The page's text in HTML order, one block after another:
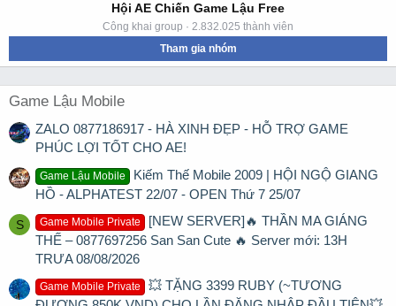
Hội AE Chiến Game Lậu Free
Công khai group · 2.832.025 thành viên
Tham gia nhóm
Game Lậu Mobile
ZALO 0877186917 - HÀ XINH ĐẸP - HỖ TRỢ GAME
PHÚC LỢI TỐT CHO AE!
Game Lậu Mobile
Kiếm Thế Mobile 2009 | HỘI NGỘ GIANG
HỒ - ALPHATEST 22/07 - OPEN Thứ 7 25/07
S Game Mobile Private
[NEW SERVER]🔥 THẦN MA GIÁNG
THẾ – 0877697256 San San Cute 🔥 Server mới: 13H
TRƯA 08/08/2026
Game Mobile Private
💥 TẶNG 3399 RUBY (~TƯƠNG